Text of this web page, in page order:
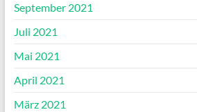
September 2021
Juli 2021
Mai 2021
April 2021
März 2021